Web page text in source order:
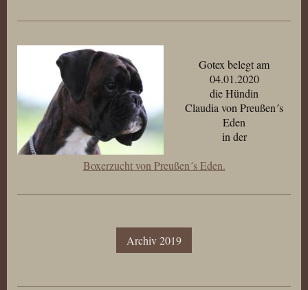
Gotex belegt am
04.01.2020
die Hündin
Claudia von Preußen´s
Eden
in der
Boxerzucht von Preußen´s Eden.
Archiv 2019